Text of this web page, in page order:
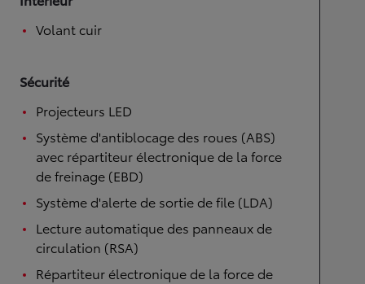
Volant cuir
Sécurité
Projecteurs LED
Système d'antiblocage des roues (ABS)
avec répartiteur électronique de la force
de freinage (EBD)
Système d'alerte de sortie de file (LDA)
Lecture automatique des panneaux de
circulation (RSA)
Répartiteur électronique de la force de